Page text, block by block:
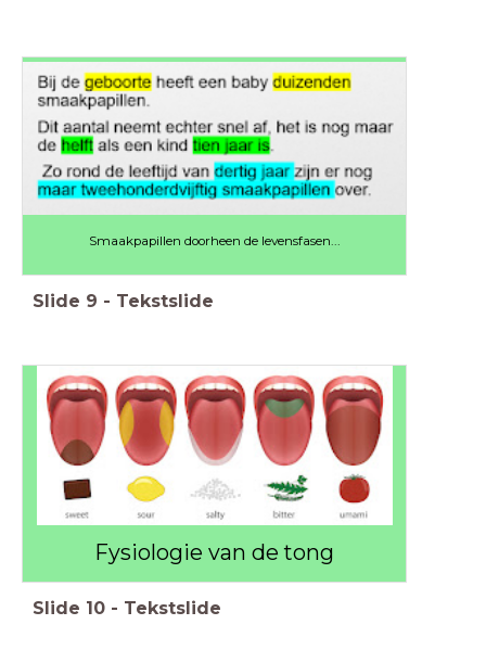
Smaakpapillen doorheen de levensfasen...
Slide 9 - Tekstslide
Fysiologie van de tong
Slide 10 - Tekstslide